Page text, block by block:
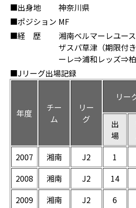
■出身地
神奈川県
■ポジション MF
■経 歴
湘南ベルマーレユー
ザスパ草津（期限付
ーレ⇒浦和レッズ⇒
■Jリーグ出場記録
年度
チー
ム
リー
グ
リー
出
場
2007 湘南 J2 1
2008
湘南 J2 14
2009
湘南 J2 6